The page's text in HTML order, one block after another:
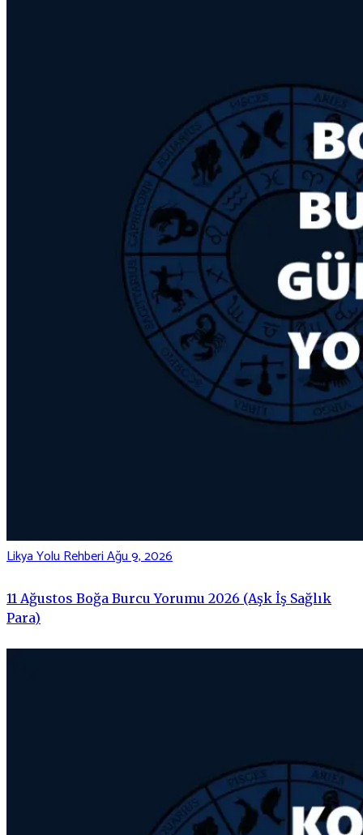
Likya Yolu RehberiAğu 9, 2026
11 Ağustos Boğa Burcu Yorumu 2026 (Aşk İş Sağlık
Para)